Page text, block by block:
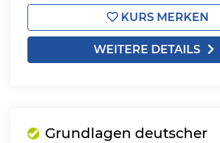
KURS MERKEN
WEITERE DETAILS
Grundlagen deutscher